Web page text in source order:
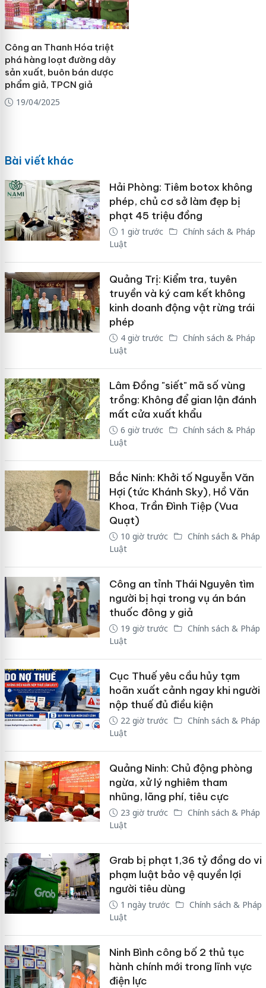
Công an Thanh Hóa triệt
phá hàng loạt đường dây
sản xuất, buôn bán dược
phẩm giả, TPCN giả
19/04/2025
Bài viết khác
Hải Phòng: Tiêm botox không
phép, chủ cơ sở làm đẹp bị
phạt 45 triệu đồng
1 giờ trước
Chính sách & Pháp
Luật
Quảng Trị: Kiểm tra, tuyên
truyền và ký cam kết không
kinh doanh động vật rừng trái
phép
4 giờ trước
Chính sách & Pháp
Luật
Lâm Đồng "siết" mã số vùng
trồng: Không để gian lận đánh
mất cửa xuất khẩu
6 giờ trước
Chính sách & Pháp
Luật
Bắc Ninh: Khởi tố Nguyễn Văn
Hợi (tức Khánh Sky), Hồ Văn
Khoa, Trần Đình Tiệp (Vua
Quạt)
10 giờ trước
Chính sách & Pháp
Luật
Công an tỉnh Thái Nguyên tìm
người bị hại trong vụ án bán
thuốc đông y giả
19 giờ trước
Chính sách & Pháp
Luật
Cục Thuế yêu cầu hủy tạm
hoãn xuất cảnh ngay khi người
nộp thuế đủ điều kiện
22 giờ trước
Chính sách & Pháp
Luật
Quảng Ninh: Chủ động phòng
ngừa, xử lý nghiêm tham
nhũng, lãng phí, tiêu cực
23 giờ trước
Chính sách & Pháp
Luật
Grab bị phạt 1,36 tỷ đồng do vi
phạm luật bảo vệ quyền lợi
người tiêu dùng
1 ngày trước
Chính sách & Pháp
Luật
Ninh Bình công bố 2 thủ tục
hành chính mới trong lĩnh vực
điện lực